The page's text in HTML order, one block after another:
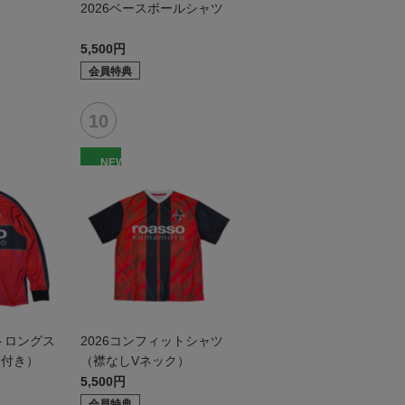
2026ベースボールシャツ
5,500円
会員特典
ングス
き）
NEW
2026コンフィットシャツ
（襟なしVネック）
5,500円